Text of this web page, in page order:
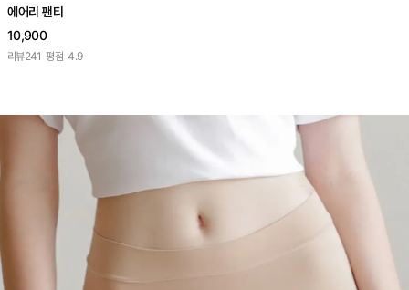
에어리 팬티
10,900
리뷰241 평점 4.9